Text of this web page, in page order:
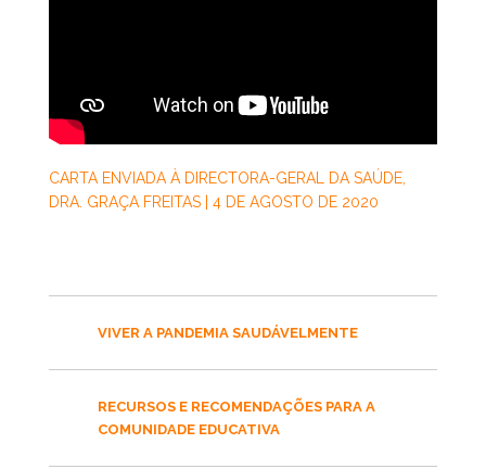
CARTA ENVIADA À DIRECTORA-GERAL DA SAÚDE,
DRA. GRAÇA FREITAS | 4 DE AGOSTO DE 2020
VIVER A PANDEMIA SAUDÁVELMENTE
RECURSOS E RECOMENDAÇÕES PARA A
COMUNIDADE EDUCATIVA